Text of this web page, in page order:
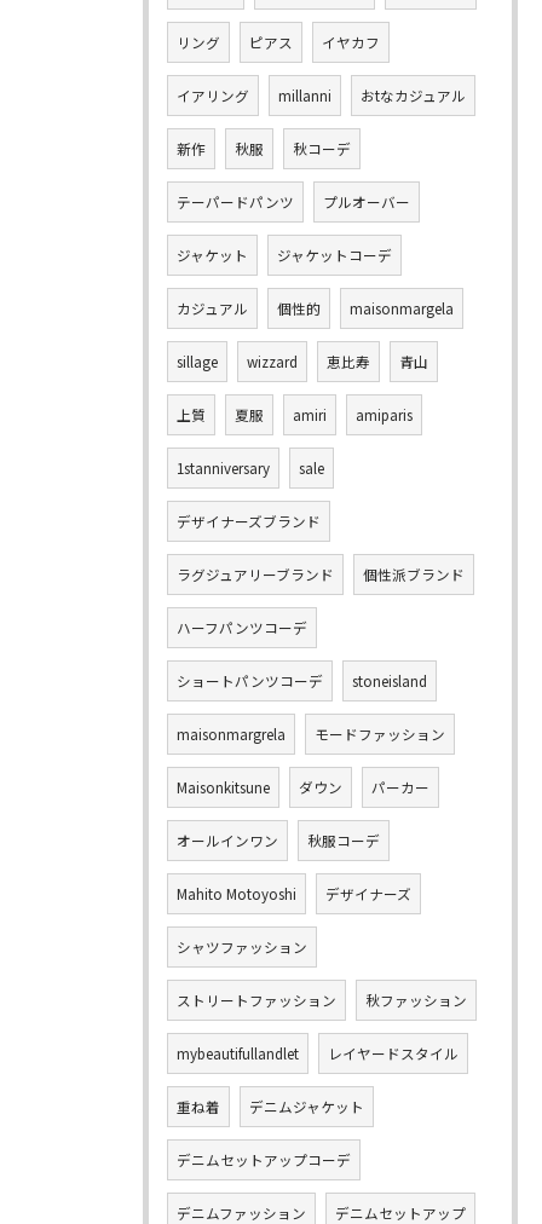
リング ピアス イヤカフ
イアリング millanni おtなカジュアル
新作 秋服 秋コーデ
テーパードパンツ プルオーバー
ジャケット ジャケットコーデ
カジュアル 個性的 maisonmargela
sillage wizzard 恵比寿 青山
上質 夏服 amiri amiparis
1stanniversary sale
デザイナーズブランド
ラグジュアリーブランド 個性派ブランド
ハーフパンツコーデ
ショートパンツコーデ stoneisland
maisonmargrela モードファッション
Maisonkitsune ダウン パーカー
オールインワン 秋服コーデ
Mahito Motoyoshi デザイナーズ
シャツファッション
ストリートファッション 秋ファッション
mybeautifullandlet レイヤードスタイル
重ね着 デニムジャケット
デニムセットアップコーデ
デニムファッション デニムセットアップ